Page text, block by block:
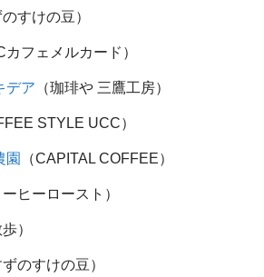
のすけの豆）
カフェメルカード）
デア （珈琲や 三鷹工房）
STYLE UCC）
園 （CAPITAL COFFEE）
ーヒーロースト）
）
ずのすけの豆）